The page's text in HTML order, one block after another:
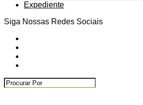
Expediente
Siga Nossas Redes Sociais